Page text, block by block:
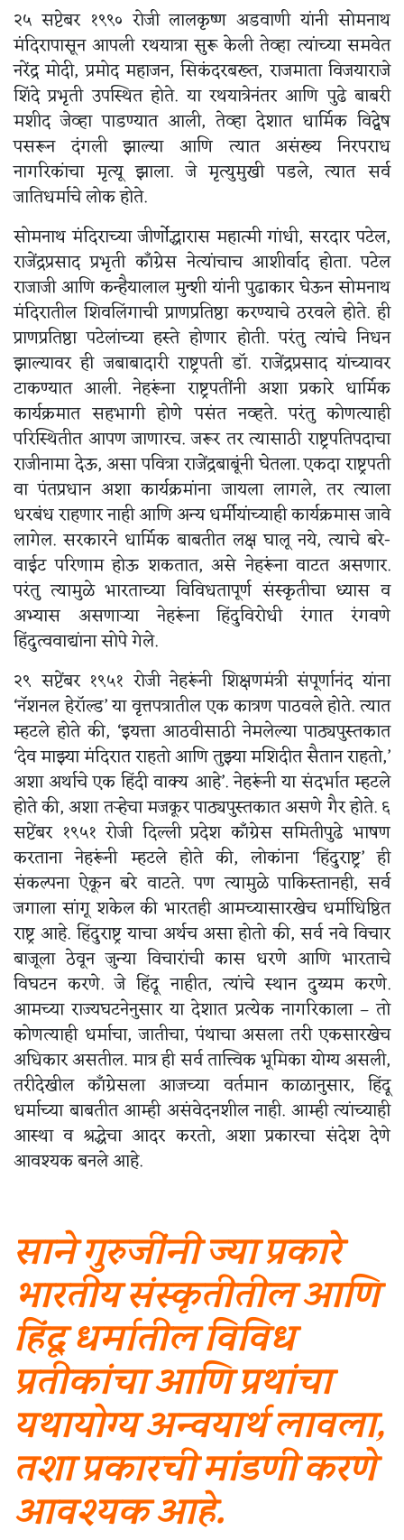
२५ सप्टेबर १९९० रोजी लालकृष्ण अडवाणी यांनी सोमनाथ
मंदिरापासून आपली रथयात्रा सुरू केली तेव्हा त्यांच्या समवेत
नरेंद्र मोदी, प्रमोद महाजन, सिकंदरबख्त, राजमाता विजयाराजे
शिंदे प्रभृती उपस्थित होते. या रथयात्रेनंतर आणि पुढे बाबरी
मशीद जेव्हा पाडण्यात आली, तेव्हा देशात धार्मिक विद्वेष
पसरून दंगली झाल्या आणि त्यात असंख्य निरपराध
नागरिकांचा मृत्यू झाला. जे मृत्युमुखी पडले, त्यात सर्व
जातिधर्माचे लोक होते.
सोमनाथ मंदिराच्या जीर्णोद्धारास महात्मी गांधी, सरदार पटेल,
राजेंद्रप्रसाद प्रभृती काँग्रेस नेत्यांचाच आशीर्वाद होता. पटेल
राजाजी आणि कन्हैयालाल मुन्शी यांनी पुढाकार घेऊन सोमनाथ
मंदिरातील शिवलिंगाची प्राणप्रतिष्ठा करण्याचे ठरवले होते. ही
प्राणप्रतिष्ठा पटेलांच्या हस्ते होणार होती. परंतु त्यांचे निधन
झाल्यावर ही जबाबादारी राष्ट्रपती डॉ. राजेंद्रप्रसाद यांच्यावर
टाकण्यात आली. नेहरूंना राष्ट्रपतींनी अशा प्रकारे धार्मिक
कार्यक्रमात सहभागी होणे पसंत नव्हते. परंतु कोणत्याही
परिस्थितीत आपण जाणारच. जरूर तर त्यासाठी राष्ट्रपतिपदाचा
राजीनामा देऊ, असा पवित्रा राजेंद्रबाबूंनी घेतला. एकदा राष्ट्रपती
वा पंतप्रधान अशा कार्यक्रमांना जायला लागले, तर त्याला
धरबंध राहणार नाही आणि अन्य धर्मीयांच्याही कार्यक्रमास जावे
लागेल. सरकारने धार्मिक बाबतीत लक्ष घालू नये, त्याचे बरे-
वाईट परिणाम होऊ शकतात, असे नेहरूंना वाटत असणार.
परंतु त्यामुळे भारताच्या विविधतापूर्ण संस्कृतीचा ध्यास व
अभ्यास असणाऱ्या नेहरूंना हिंदुविरोधी रंगात रंगवणे
हिंदुत्ववाद्यांना सोपे गेले.
२९ सप्टेंबर १९५१ रोजी नेहरूंनी शिक्षणमंत्री संपूर्णानंद यांना
‘नॅशनल हेरॉल्ड’ या वृत्तपत्रातील एक कात्रण पाठवले होते. त्यात
म्हटले होते की, ‘इयत्ता आठवीसाठी नेमलेल्या पाठ्यपुस्तकात
‘देव माझ्या मंदिरात राहतो आणि तुझ्या मशिदीत सैतान राहतो,’
अशा अर्थाचे एक हिंदी वाक्य आहे’. नेहरूंनी या संदर्भात म्हटले
होते की, अशा तऱ्हेचा मजकूर पाठ्यपुस्तकात असणे गैर होते. ६
सप्टेंबर १९५१ रोजी दिल्ली प्रदेश काँग्रेस समितीपुढे भाषण
करताना नेहरूंनी म्हटले होते की, लोकांना ‘हिंदुराष्ट्र’ ही
संकल्पना ऐकून बरे वाटते. पण त्यामुळे पाकिस्तानही, सर्व
जगाला सांगू शकेल की भारतही आमच्यासारखेच धर्माधिष्ठित
राष्ट्र आहे. हिंदुराष्ट्र याचा अर्थच असा होतो की, सर्व नवे विचार
बाजूला ठेवून जुन्या विचारांची कास धरणे आणि भारताचे
विघटन करणे. जे हिंदू नाहीत, त्यांचे स्थान दुय्यम करणे.
आमच्या राज्यघटनेनुसार या देशात प्रत्येक नागरिकाला – तो
कोणत्याही धर्माचा, जातीचा, पंथाचा असला तरी एकसारखेच
अधिकार असतील. मात्र ही सर्व तात्त्विक भूमिका योग्य असली,
तरीदेखील काँग्रेसला आजच्या वर्तमान काळानुसार, हिंदू
धर्माच्या बाबतीत आम्ही असंवेदनशील नाही. आम्ही त्यांच्याही
आस्था व श्रद्धेचा आदर करतो, अशा प्रकारचा संदेश देणे
आवश्यक बनले आहे.
साने गुरुजींनी ज्या प्रकारे
भारतीय संस्कृतीतील आणि
हिंदू धर्मातील विविध
प्रतीकांचा आणि प्रथांचा
यथायोग्य अन्वयार्थ लावला,
तशा प्रकारची मांडणी करणे
आवश्यक आहे.